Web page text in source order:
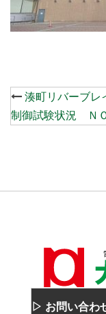
Post
navigation
湊町リバーブレ
制御試験状況 Ｎ
▷ お問い合わ